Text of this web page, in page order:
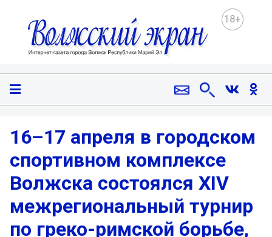
18+
16–17 апреля в городском
спортивном комплексе
Волжска состоялся XIV
межрегиональный турнир
по греко-римской борьбе,